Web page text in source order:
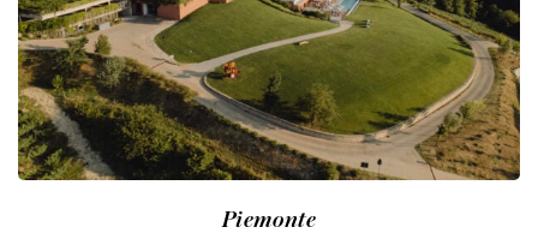
Piemonte